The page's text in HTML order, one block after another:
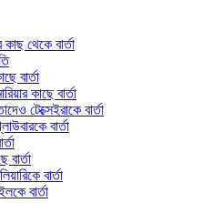
থেকে বার্তা
বার্তা
কাছে বার্তা
টেক্সেইরাকে বার্তা
বার্তা
বার্তা
বার্তা